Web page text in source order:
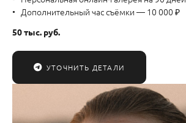
Дополнительный час съёмки — 10 000 ₽
50 тыс. руб.
УТОЧНИТЬ ДЕТАЛИ